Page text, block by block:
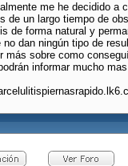
me he decidido a
de un largo tiempo de
de forma natural y
no dan ningún tipo de
más sobre como
informar mucho